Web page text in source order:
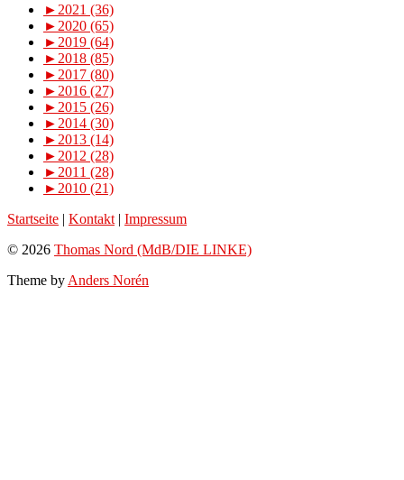
► 2021 (36)
► 2020 (65)
► 2019 (64)
► 2018 (85)
► 2017 (80)
► 2016 (27)
► 2015 (26)
► 2014 (30)
► 2013 (14)
► 2012 (28)
► 2011 (28)
► 2010 (21)
Startseite | Kontakt | Impressum
© 2026 Thomas Nord (MdB/DIE LINKE)
Theme by Anders Norén